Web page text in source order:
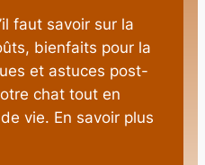
faut savoir sur la
bienfaits pour la
et astuces post-
chat tout en
vie. En savoir plus